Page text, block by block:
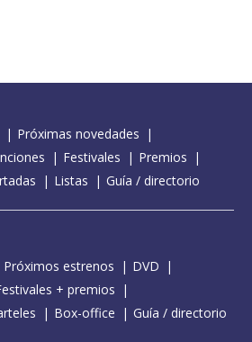
Próximas novedades
Festivales
Premios
Listas Guía / directorio
Próximos estrenos
DVD
+ premios
Box-office Guía / directorio